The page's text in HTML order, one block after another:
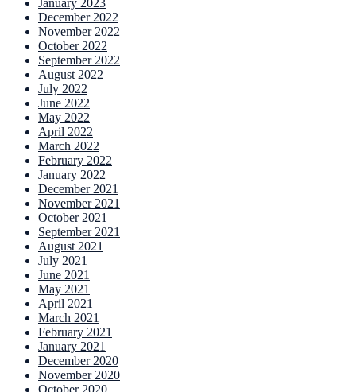
January 2023
December 2022
November 2022
October 2022
September 2022
August 2022
July 2022
June 2022
May 2022
April 2022
March 2022
February 2022
January 2022
December 2021
November 2021
October 2021
September 2021
August 2021
July 2021
June 2021
May 2021
April 2021
March 2021
February 2021
January 2021
December 2020
November 2020